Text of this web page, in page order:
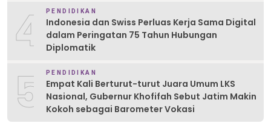
4 PENDIDIKAN
Indonesia dan Swiss Perluas Kerja Sama Digital
dalam Peringatan 75 Tahun Hubungan
Diplomatik
5 PENDIDIKAN
Empat Kali Berturut-turut Juara Umum LKS
Nasional, Gubernur Khofifah Sebut Jatim Makin
Kokoh sebagai Barometer Vokasi